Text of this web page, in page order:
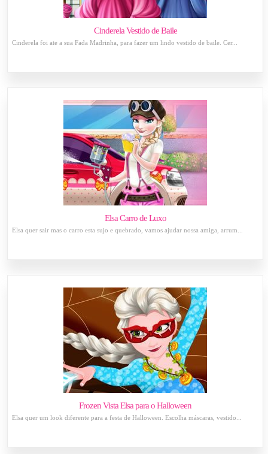
Cinderela Vestido de Baile
Cinderela foi ate a sua Fada Madrinha, para fazer um lindo vestido de baile. Cer...
Elsa Carro de Luxo
Elsa quer sair mas o carro esta sujo e quebrado, vamos ajudar nossa amiga, arrum...
Frozen Vista Elsa para o Halloween
Elsa quer um look diferente para a festa de Halloween. Escolha máscaras, vestido...